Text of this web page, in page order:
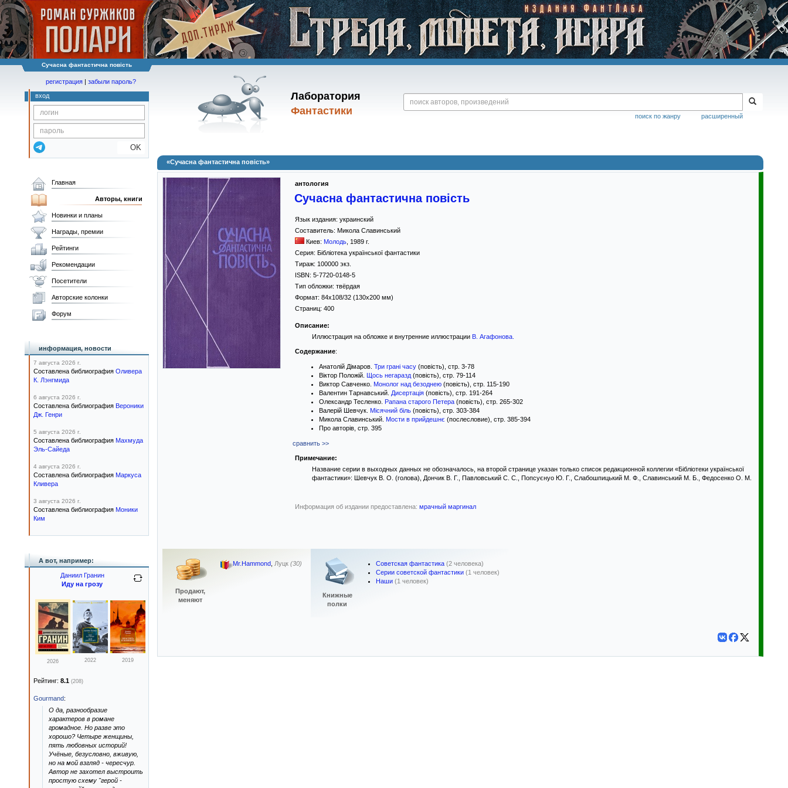
Сучасна фантастична повість
Лаборатория
Фантастики
расширенный
поиск по жанру
регистрация | забыли пароль?
вход
OK
«Сучасна фантастична повість»
антология
Сучасна фантастична повість
Язык издания: украинский
Составитель: Микола Славинський
Киев: Молодь 1989 г.
Серия: Бібліотека української фантастики
Тираж: 100000 экз.
ISBN: 5-7720-0148-5
Тип обложки: твёрдая
Формат: 84x108/32 (130x200 мм)
Страниц: 400
Описание:
Иллюстрация на обложке и внутренние иллюстрации В. Агафонова.
Содержание:
Анатолій Дімаров. Три грані часу (повість), стр. 3-78
Віктор Положій. Щось негаразд (повість), стр. 79-114
Виктор Савченко. Монолог над безоднею (повість), стр. 115-190
Валентин Тарнавський. Дисертація (повість), стр. 191-264
Олександр Тесленко. Рапана старого Петера (повість), стр. 265-302
Валерій Шевчук. Місячний біль (повість), стр. 303-384
Микола Славинський. Мости в прийдешнє (послесловие), стр. 385-394
Про авторів, стр. 395
сравнить >>
Примечание:
Название серии в выходных данных не обозначалось, на второй странице указан только список редакционной коллегии «Бібліотеки української
фантастики»: Шевчук В. О. (голова), Дончик В. Г., Павловський С. С., Попсуєнуо Ю. Г., Слабошпицький М. Ф., Славинський М. Б., Федосенко О. М.
Информация об издании предоставлена: мрачный маргинал
Продают,
меняют
Mr.Hammond, Луцк (30)
Книжные
полки
Советская фантастика (2 человека)
Серии советской фантастики (1 человек)
Наши (1 человек)
Главная
Авторы, книги
Новинки и планы
Награды, премии
Рейтинги
Рекомендации
Посетители
Авторские колонки
Форум
информация, новости
7 августа 2026 г.
Составлена библиография Оливера
К. Лэнгмида
6 августа 2026 г.
Составлена библиография Вероники
Дж. Генри
5 августа 2026 г.
Составлена библиография Махмуда
Эль-Сайеда
4 августа 2026 г.
Составлена библиография Маркуса
Кливера
3 августа 2026 г.
Составлена библиография Моники
Ким
А вот, например:
Даниил Гранин
Иду на грозу
2026 2022 2019
Рейтинг: 8.1 (208)
Gourmand:
О да, разнообразие
характеров в романе
громадное. Но разве это
хорошо? Четыре женщины,
пять любовных историй!
Учёные, безусловно, вживую,
но на мой взгляд - чересчур.
Автор не захотел выстроить
простую схему "герой -